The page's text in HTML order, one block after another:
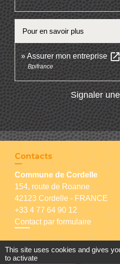
Pour en savoir plus
Assurer mon entreprise open_in_new
Bpifrance
Signaler
Contacts
Commune de Cordelle
154, route de Roanne
42123 Cordelle - FRANCE
+33 4 77 64 90 12
Contact par formulaire
This site uses cookies and gives
to activate